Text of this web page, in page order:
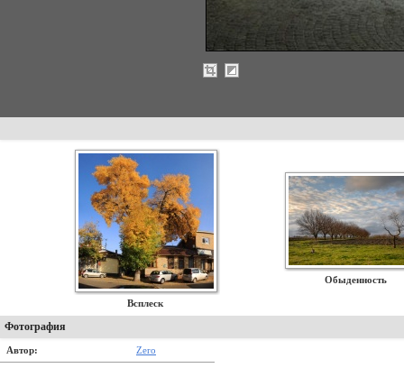
Всплеск
Обыденность
Фотография
Автор: Zero